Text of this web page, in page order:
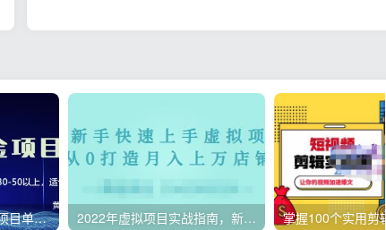
微头条副业赚钱教程，项目单号单天做到50-100+收益 2022年虚拟项目实战指南，新手从0打造月入上万店铺【视频课程】